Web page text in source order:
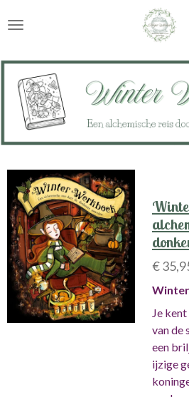
direct
de
hoofdinhoud
€
Je
van de
een
ijzige